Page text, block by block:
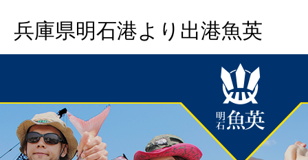
兵庫県明石港より出港魚英